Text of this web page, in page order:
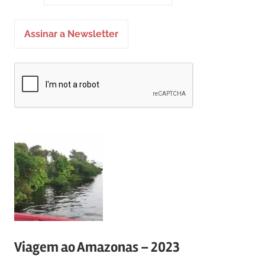
Viagem ao Amazonas – 2023